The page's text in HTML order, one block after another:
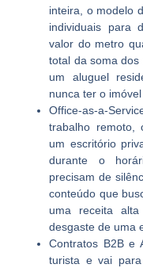
inteira, o modelo
individuais para
valor do metro
total da soma
um aluguel
nunca ter o
Office-as-a-
trabalho remoto,
um escritório
durante o
precisam de
conteúdo que
uma receita
desgaste de uma
Contratos B2B e
turista e vai